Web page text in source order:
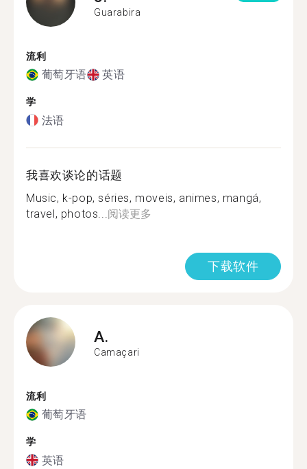
Guarabira
流利
葡萄牙语 英语
学
法语
我喜欢谈论的话题
Music, k-pop, séries, moveis, animes, mangá,
travel, photos... 阅读更多
下载软件
A.
Camaçari
流利
葡萄牙语
学
英语